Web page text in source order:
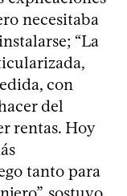
necesitaba
“La
con
del
rentas. Hoy
tanto para